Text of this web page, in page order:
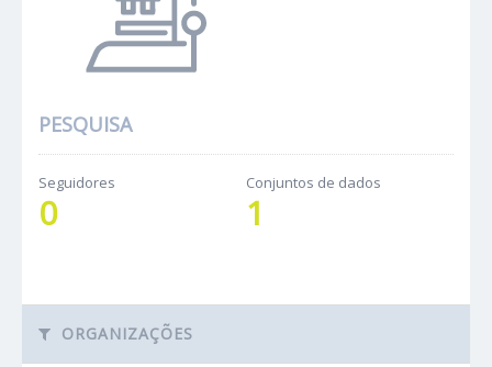
PESQUISA
Seguidores
0
Conjuntos de dados
1
ORGANIZAÇÕES